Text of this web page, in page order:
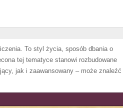
To styl życia, sposób dbania o
tej tematyce stanowi rozbudowane
jak i zaawansowany – może znaleźć